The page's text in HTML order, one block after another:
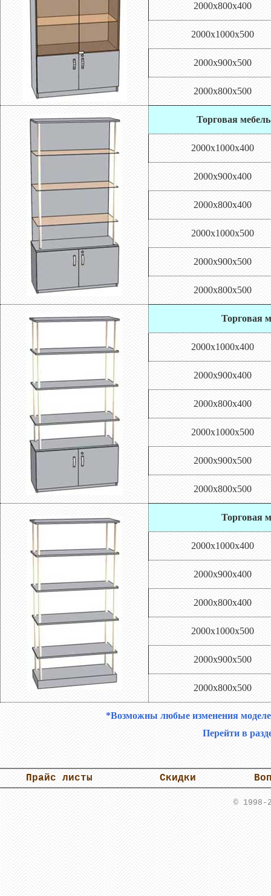
2000х800х400
2000х1000х500
2000х900х500
2000х800х500
Торговая
2000х1000х400
2000х900х400
2000х800х400
2000х1000х500
2000х900х500
2000х800х500
Торговая
2000х1000х400
2000х900х400
2000х800х400
2000х1000х500
2000х900х500
2000х800х500
Торговая
2000х1000х400
2000х900х400
2000х800х400
2000х1000х500
2000х900х500
2000х800х500
*Возможны любые изменения
Перейти в
Прайс листы Скидки
© 1998-